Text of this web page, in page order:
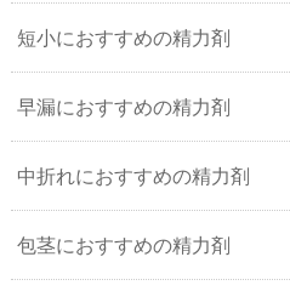
短小におすすめの精力剤
早漏におすすめの精力剤
中折れにおすすめの精力剤
包茎におすすめの精力剤